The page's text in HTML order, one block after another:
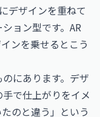
デザインを重ねて
ョン型です。AR
ンを乗せるとこう
にあります。デザ
で仕上がりをイメ
のと違う」という